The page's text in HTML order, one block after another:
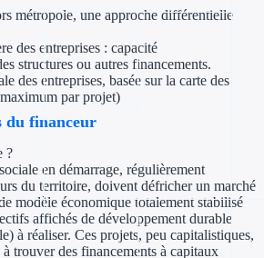
Prêt
Garantie
Par financeur
métropole, une approche différentielle
des entreprises : capacité
structures ou autres financements.
des entreprises, basée sur la carte des
par projet)
du financeur
?
en démarrage, régulièrement
du territoire, doivent défricher un marché
modèle économique totalement stabilisé
affichés de développement durable
à réaliser. Ces projets, peu capitalistiques,
trouver des financements à capitaux